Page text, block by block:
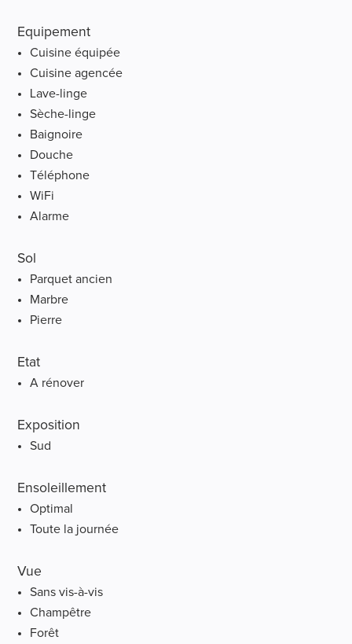
Equipement
Cuisine équipée
Cuisine agencée
Lave-linge
Sèche-linge
Baignoire
Douche
Téléphone
WiFi
Alarme
Sol
Parquet ancien
Marbre
Pierre
Etat
A rénover
Exposition
Sud
Ensoleillement
Optimal
Toute la journée
Vue
Sans vis-à-vis
Champêtre
Forêt